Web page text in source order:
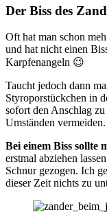
Der Biss des
Oft hat man schon
und hat nicht einen
Karpfenangeln 😉
Taucht jedoch dann
Styroporstückchen in
sofort den Anschlag
Umständen vermeiden.
Bei einem Biss sollte
erstmal abziehen
Schnur gezogen. Ich
dieser Zeit nichts zu